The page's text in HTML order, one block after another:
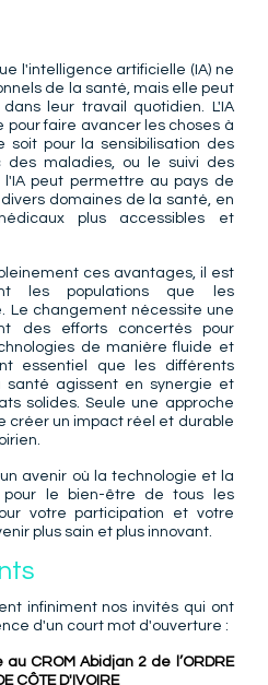
l'intelligence artificielle (IA) ne
de la santé, mais elle peut
leur travail quotidien. L'IA
pour faire avancer les choses à
soit pour la sensibilisation des
des maladies, ou le suivi des
l'IA peut permettre au pays de
domaines de la santé, en
plus accessibles et
ces avantages, il est
les populations que les
Le changement nécessite une
des efforts concertés pour
de manière fluide et
essentiel que les différents
agissent en synergie et
solides. Seule une approche
créer un impact réel et durable
avenir où la technologie et la
le bien-être de tous les
votre participation et votre
plus sain et plus innovant.
infiniment nos invités qui ont
d'un court mot d'ouverture :
CROM Abidjan 2 de l’ORDRE
CÔTE D'IVOIRE